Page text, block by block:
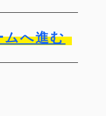
ムへ進む